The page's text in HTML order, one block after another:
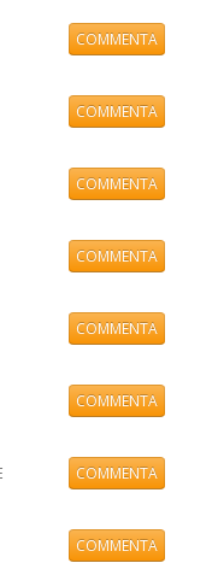
COMMENTA
COMMENTA
COMMENTA
COMMENTA
COMMENTA
COMMENTA
COMMENTA
COMMENTA